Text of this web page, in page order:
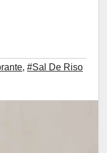
, #Sal De Riso